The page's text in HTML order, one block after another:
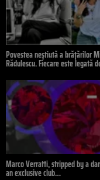
Povestea neștiută a brățărilor
Rădulescu. Fiecare este legată
Marco Verratti, stripped by a
an exclusive club…